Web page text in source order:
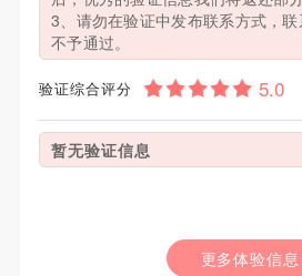
3、请勿在验证中发布联系方式，
不予通过。
验证综合评分
暂无验证信息
更多体验信息